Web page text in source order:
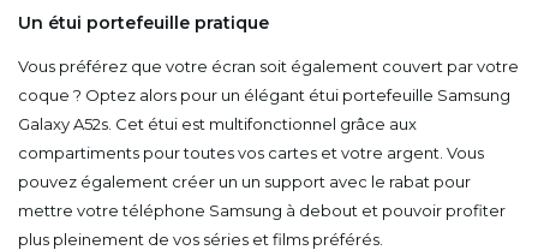
Un étui portefeuille pratique
Vous préférez que votre écran soit également couvert par votre
coque ? Optez alors pour un élégant étui portefeuille Samsung
Galaxy A52s. Cet étui est multifonctionnel grâce aux
compartiments pour toutes vos cartes et votre argent. Vous
pouvez également créer un un support avec le rabat pour
mettre votre téléphone Samsung à debout et pouvoir profiter
plus pleinement de vos séries et films préférés.